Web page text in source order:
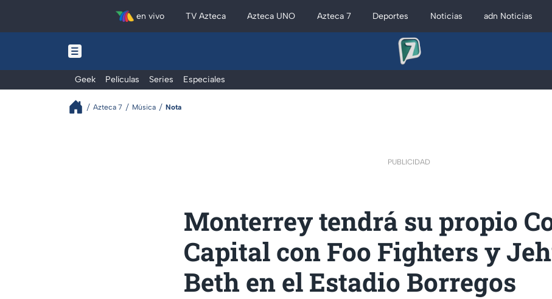
en vivo TV Azteca Azteca UNO Azteca 7 Deportes Noticias adn Noticias
Geek Películas Series Especiales
Azteca 7 Música Nota
PUBLICIDAD
Monterrey tendrá su propio
Capital con Foo Fighters y
Beth en el Estadio Borregos